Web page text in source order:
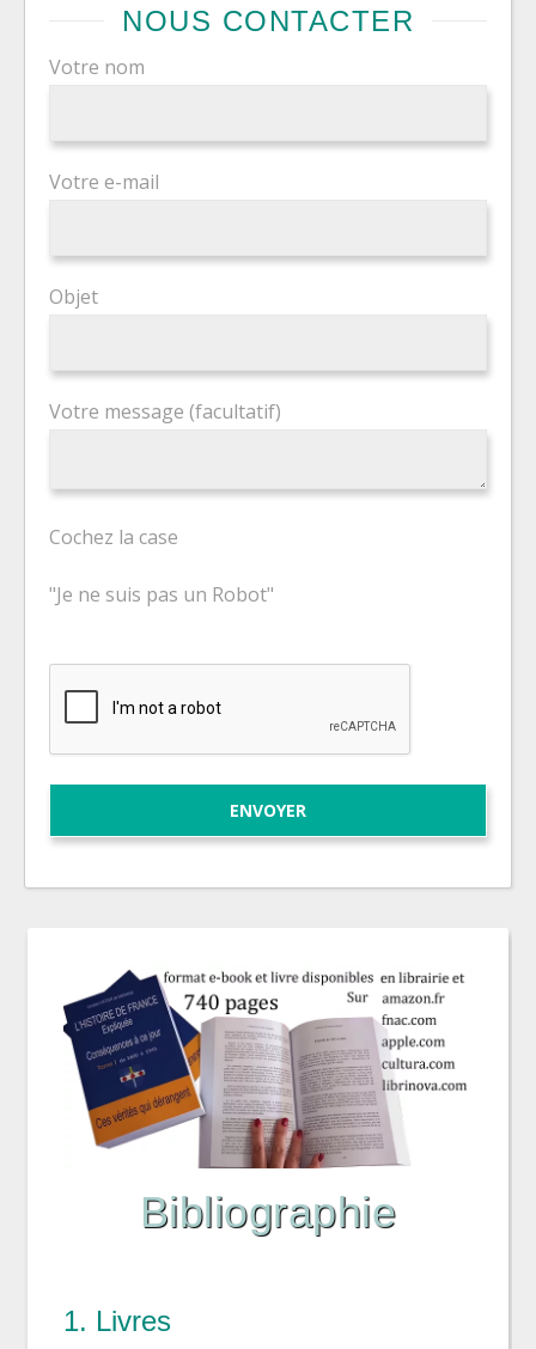
NOUS CONTACTER
Votre nom
Votre e-mail
Objet
Votre message (facultatif)
Cochez la case
"Je ne suis pas un Robot"
Bibliographie
1. Livres